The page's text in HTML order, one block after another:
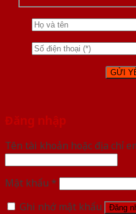
Đăng nhập
Tên tài khoản hoặc địa chỉ
Mật khẩu *
Ghi nhớ mật khẩu
Đăng